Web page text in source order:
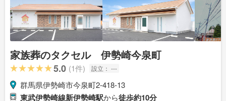
家族葬のタクセル 伊勢崎今泉町
5.0 (1件) 設立： ---
群馬県伊勢崎市今泉町2-418-13
東武伊勢崎線新伊勢崎駅から徒歩約10分